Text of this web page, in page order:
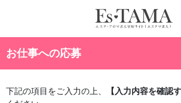
お仕事への応募
下記の項目をご入力の上、 【入力内容を確認す